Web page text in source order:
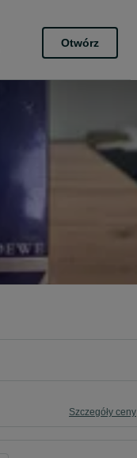
Otwórz
Szczegóły ceny